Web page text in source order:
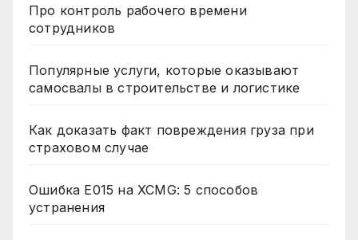
Про контроль рабочего времени
сотрудников
Популярные услуги, которые оказывают
самосвалы в строительстве и логистике
Как доказать факт повреждения груза при
страховом случае
Ошибка E015 на XCMG: 5 способов
устранения